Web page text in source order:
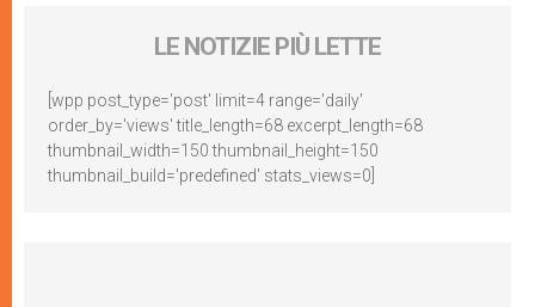
LE NOTIZIE PIÙ LETTE
[wpp post_type='post' limit=4 range='daily'
order_by='views' title_length=68 excerpt_length=68
thumbnail_width=150 thumbnail_height=150
thumbnail_build='predefined' stats_views=0]